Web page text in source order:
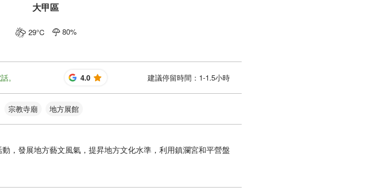
大甲區
29°C 80%
。 4.0 星 建議停留時間： 1-1.5小時
宗教寺廟 地方展館
，發展地方藝文風氣，提昇地方文化水準，利用鎮瀾宮和平營盤